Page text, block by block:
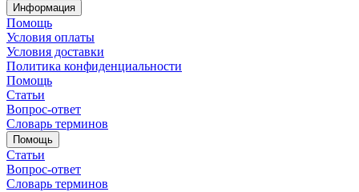
Информация
Помощь
Условия оплаты
Условия доставки
Политика конфиденциальности
Помощь
Статьи
Вопрос-ответ
Словарь терминов
Помощь
Статьи
Вопрос-ответ
Словарь терминов